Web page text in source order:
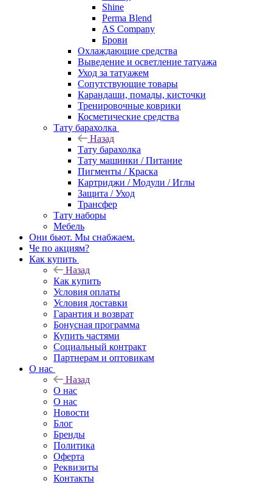
Shine
Perma Blend
AS Company
Брови
Охлаждающие средства
Выведение и осветление татуажа
Уход за татуажем
Сопутствующие товары
Карандаши, помады, кисточки
Тренировочные коврики
Косметические средства
Тату барахолка
Назад
Тату барахолка
Тату машинки / Питание
Пигменты / Краска
Картриджи / Модули / Иглы
Защита / Уход
Трансфер
Тату наборы
Мебель
Они бьют. Мы снабжаем.
Че по акциям?
Как купить
Назад
Как купить
Условия оплаты
Условия доставки
Гарантия и возврат
Бонусная программа
Купить частями
Социальный контракт
Партнерам и оптовикам
О нас
Назад
О нас
О нас
Новости
Блог
Бренды
Политика
Оферта
Реквизиты
Контакты